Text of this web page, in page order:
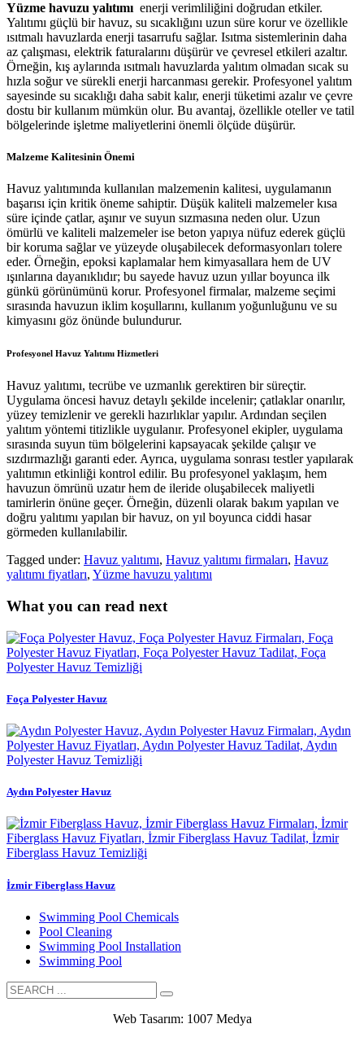
Yüzme havuzu yalıtımı enerji verimliliğini doğrudan etkiler.
Yalıtımı güçlü bir havuz, su sıcaklığını uzun süre korur ve özellikle
ısıtmalı havuzlarda enerji tasarrufu sağlar. Isıtma sistemlerinin daha
az çalışması, elektrik faturalarını düşürür ve çevresel etkileri azaltır.
Örneğin, kış aylarında ısıtmalı havuzlarda yalıtım olmadan sıcak su
hızla soğur ve sürekli enerji harcanması gerekir. Profesyonel yalıtım
sayesinde su sıcaklığı daha sabit kalır, enerji tüketimi azalır ve çevre
dostu bir kullanım mümkün olur. Bu avantaj, özellikle oteller ve tatil
bölgelerinde işletme maliyetlerini önemli ölçüde düşürür.
Malzeme Kalitesinin Önemi
Havuz yalıtımında kullanılan malzemenin kalitesi, uygulamanın
başarısı için kritik öneme sahiptir. Düşük kaliteli malzemeler kısa
süre içinde çatlar, aşınır ve suyun sızmasına neden olur. Uzun
ömürlü ve kaliteli malzemeler ise beton yapıya nüfuz ederek güçlü
bir koruma sağlar ve yüzeyde oluşabilecek deformasyonları tolere
eder. Örneğin, epoksi kaplamalar hem kimyasallara hem de UV
ışınlarına dayanıklıdır; bu sayede havuz uzun yıllar boyunca ilk
günkü görünümünü korur. Profesyonel firmalar, malzeme seçimi
sırasında havuzun iklim koşullarını, kullanım yoğunluğunu ve su
kimyasını göz önünde bulundurur.
Profesyonel Havuz Yalıtımı Hizmetleri
Havuz yalıtımı, tecrübe ve uzmanlık gerektiren bir süreçtir.
Uygulama öncesi havuz detaylı şekilde incelenir; çatlaklar onarılır,
yüzey temizlenir ve gerekli hazırlıklar yapılır. Ardından seçilen
yalıtım yöntemi titizlikle uygulanır. Profesyonel ekipler, uygulama
sırasında suyun tüm bölgelerini kapsayacak şekilde çalışır ve
sızdırmazlığı garanti eder. Ayrıca, uygulama sonrası testler yapılarak
yalıtımın etkinliği kontrol edilir. Bu profesyonel yaklaşım, hem
havuzun ömrünü uzatır hem de ileride oluşabilecek maliyetli
tamirlerin önüne geçer. Örneğin, düzenli olarak bakım yapılan ve
doğru yalıtımı yapılan bir havuz, on yıl boyunca ciddi hasar
görmeden kullanılabilir.
Tagged under: Havuz yalıtımı, Havuz yalıtımı firmaları, Havuz
yalıtımı fiyatları, Yüzme havuzu yalıtımı
What you can read next
Foça Polyester Havuz
Aydın Polyester Havuz
İzmir Fiberglass Havuz
Swimming Pool Chemicals
Pool Cleaning
Swimming Pool Installation
Swimming Pool
Web Tasarım: 1007 Medya